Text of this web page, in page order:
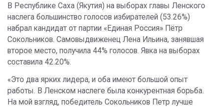
В Республике Саха (Якутия) на выборах главы Ленского
наслега большинство голосов избирателей (53.26%)
набрал кандидат от партии «Единая Россия» Пётр
Сокольников. Самовыдвиженец Лена Ильина, занявшая
второе место, получила 44% голосов. Явка на выборах
составила 42.20%.
«Это два ярких лидера, и оба имеют большой опыт
работы. В Ленском наслеге была конкурентная борьба.
На мой взгляд, победитель Сокольников Петр лучше